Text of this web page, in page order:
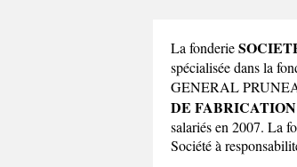
La fonderie
spécialisée dans la
GENERAL
DE
salariés en 2007. La
Société à